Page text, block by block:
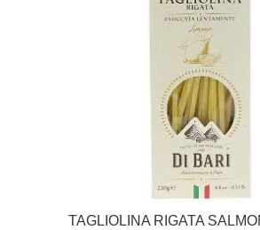
TAGLIOLINA RIGATA